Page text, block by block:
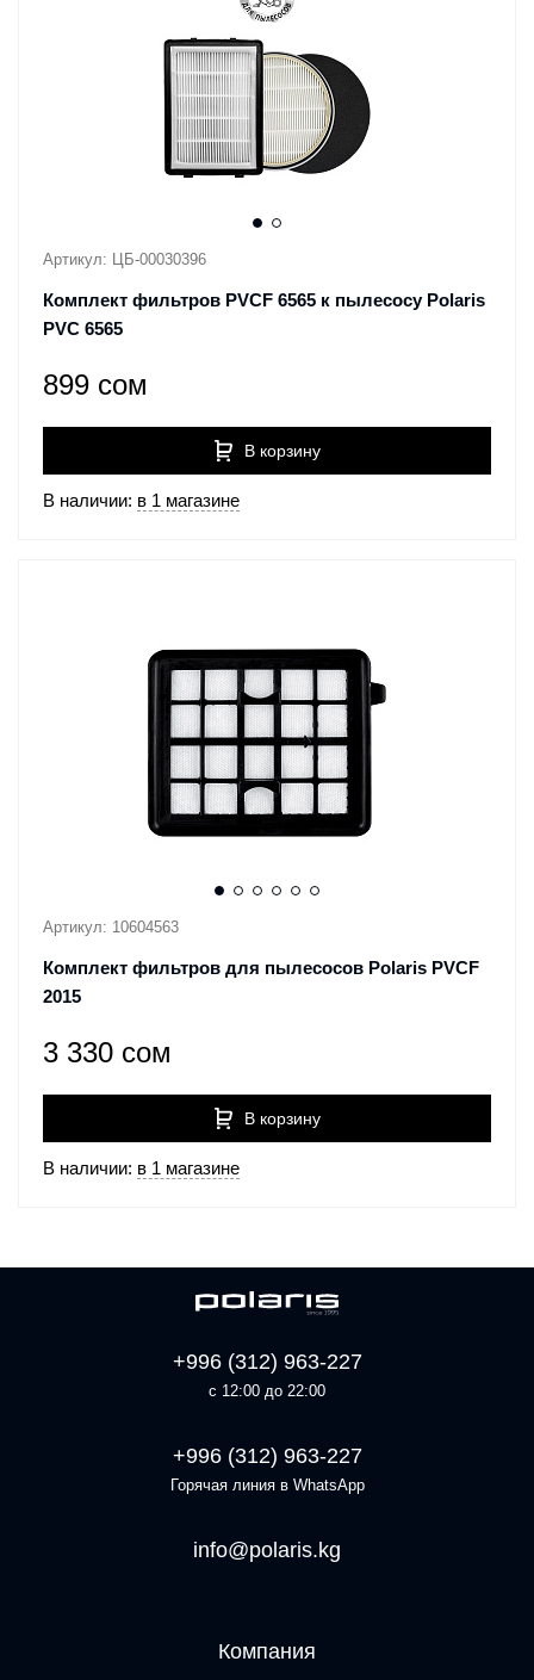
Артикул: ЦБ-00030396
Комплект фильтров PVCF 6565 к пылесосу Polaris
PVC 6565
899 сом
В корзину
В наличии: в 1 магазине
Артикул: 10604563
Комплект фильтров для пылесосов Polaris PVCF
2015
3 330 сом
В корзину
В наличии: в 1 магазине
+996 (312) 963-227
с 12:00 до 22:00
+996 (312) 963-227
Горячая линия в WhatsApp
info@polaris.kg
Компания